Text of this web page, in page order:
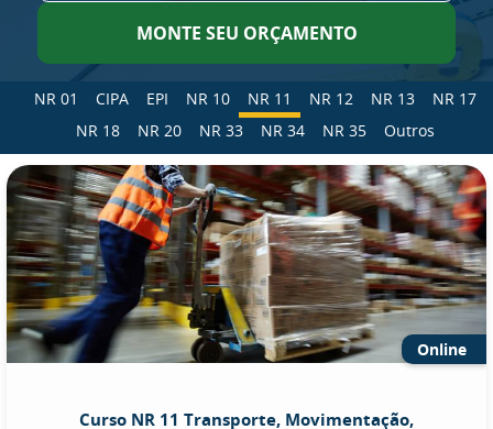
MONTE SEU ORÇAMENTO
NR 01 CIPA EPI NR 10 NR 11 NR 12 NR 13
NR 17
NR 18
NR 20 NR 33 NR 34 NR 35 Outros
Online
Curso NR 11 Transporte, Movimentação,